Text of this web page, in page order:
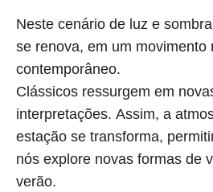
Neste cenário de luz e
se renova, em um movimento
contemporâneo.
Clássicos ressurgem em
interpretações. Assim, a
estação se transforma,
nós explore novas formas de
verão.